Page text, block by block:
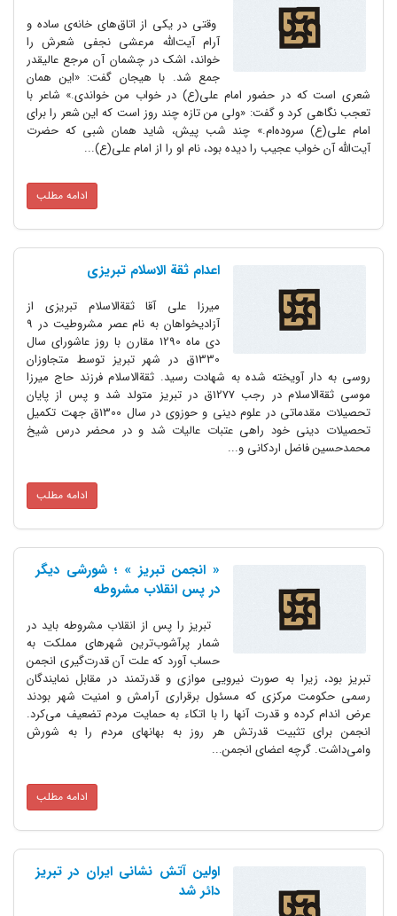
وقتی در یکی از اتاق‌های خانه‌ی ساده و
آرام آیت‌الله مرعشی نجفی شعرش را
خواند، اشک در چشمان آن مرجع عالیقدر
جمع شد. با هیجان گفت: «این همان
شعری است که در حضور امام علی(ع) در خواب من خواندی.» شاعر با
تعجب نگاهی کرد و گفت: «ولی من تازه چند روز است که این شعر را برای
امام علی(ع) سروده‌ام.» چند شب پیش، شاید همان شبی که حضرت
آیت‌الله آن خواب عجیب را دیده بود، نام او را از امام علی‌(ع)...
ادامه مطلب
اعدام ثقة الاسلام تبریزی
میرزا علی آقا ثقة‌الاسلام تبریزی از
آزادیخواهان به نام عصر مشروطیت در 9
دی ماه 1290 مقارن با روز عاشورای سال
1330ق در شهر تبریز توسط متجاوزان
روسی به دار آویخته شده به شهادت رسید. ثقة‌الاسلام فرزند حاج میرزا
موسی ثقة‌الاسلام در رجب 1277ق در تبریز متولد شد و پس از پایان
تحصیلات مقدماتی در علوم دینی و حوزوی در سال 1300ق جهت تکمیل
تحصیلات دینی خود راهی عتبات عالیات شد و در محضر درس شیخ
محمدحسین فاضل اردکانی و...
ادامه مطلب
« انجمن تبریز » ؛ شورشی دیگر
در پس انقلاب مشروطه
تبریز را پس از انقلاب مشروطه باید در
شمار پرآشوب‌ترین شهرهای مملکت به
حساب آورد که علت آن قدرت‌گیری انجمن
تبریز بود، زیرا به صورت نیرویی موازی و قدرتمند در مقابل نمایندگان
رسمی حکومت مرکزی که مسئول برقراری آرامش و امنیت شهر بودند
عرض اندام کرده و قدرت آنها را با اتکاء به حمایت مردم تضعیف می‌کرد.
انجمن برای تثبیت قدرتش هر روز به بهانه‎ای مردم را به شورش
وامی‌داشت. گرچه اعضای انجمن...
ادامه مطلب
اولین آتش نشانی ایران در تبریز
دائر شد